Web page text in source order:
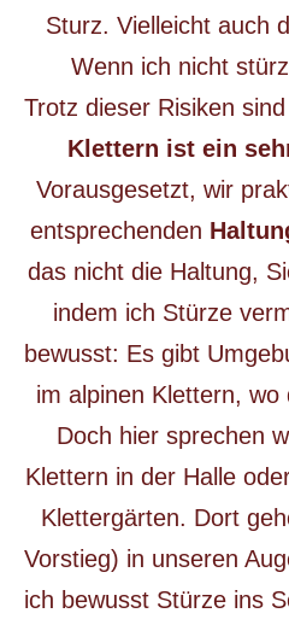
Sturz. Vielleicht auch
Wenn ich nicht
Trotz dieser Risiken
Klettern ist ein
Vorausgesetzt, wir
entsprechenden
das nicht die Haltung,
indem ich Stürze
bewusst: Es gibt
im alpinen Klettern,
Doch hier sprechen
Klettern in der Halle
Klettergärten. Dort
Vorstieg) in unseren
ich bewusst Stürze ins